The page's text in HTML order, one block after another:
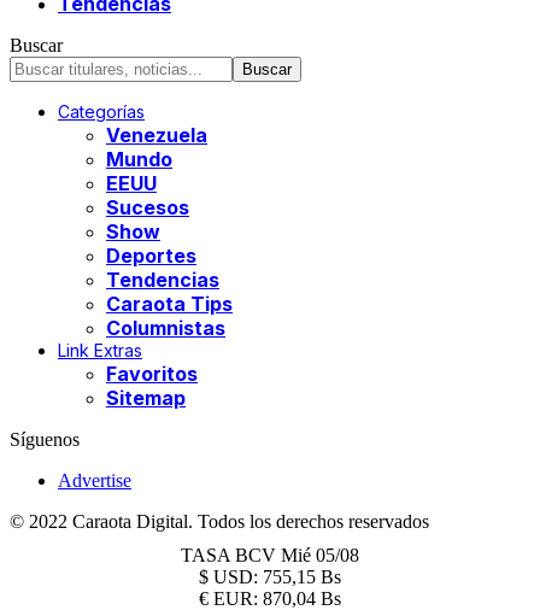
Buscar
Categorías
Venezuela
Mundo
EEUU
Sucesos
Show
Deportes
Tendencias
Caraota Tips
Columnistas
Link Extras
Favoritos
Sitemap
Síguenos
Advertise
© 2022 Caraota Digital. Todos los derechos reservados
TASA BCV Mié 05/08
$ USD: 755,15 Bs
€ EUR: 870,04 Bs